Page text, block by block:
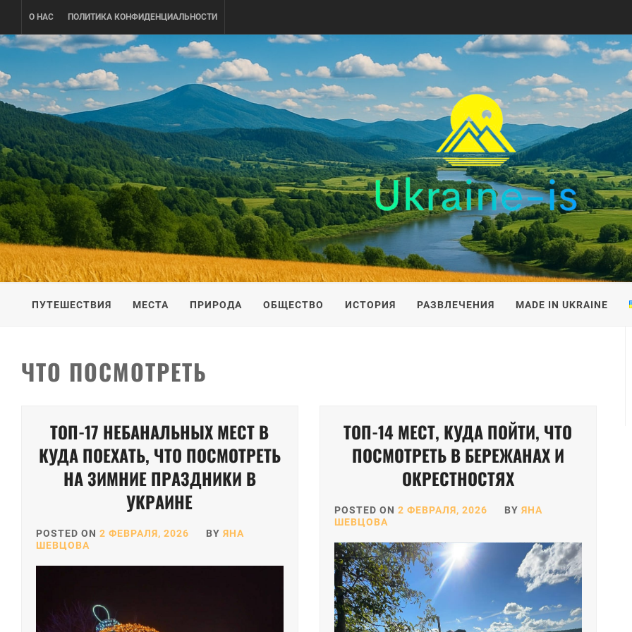
content
О НАС ПОЛИТИКА КОНФИДЕНЦИАЛЬНОСТИ
UKRAINE-IS
ПУТЕШЕСТВИЕ ПО УКРАИНЕ
ПУТЕШЕСТВИЯ МЕСТА ПРИРОДА ОБЩЕСТВО ИСТОРИЯ РАЗВЛЕЧЕНИЯ MADE IN UKRAINE
ЧТО ПОСМОТРЕТЬ
ТОП-17 НЕБАНАЛЬНЫХ МЕСТ В
КУДА ПОЕХАТЬ, ЧТО ПОСМОТРЕТЬ
НА ЗИМНИЕ ПРАЗДНИКИ В
УКРАИНЕ
POSTED ON 2 ФЕВРАЛЯ, 2026 BY ЯНА
ШЕВЦОВА
ТОП-14 МЕСТ, КУДА ПОЙТИ, ЧТО
ПОСМОТРЕТЬ В БЕРЕЖАНАХ И
ОКРЕСТНОСТЯХ
POSTED ON 2 ФЕВРАЛЯ, 2026 BY ЯНА
ШЕВЦОВА
записей